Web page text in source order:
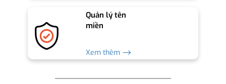
Quản lý tên
miền
Xem thêm ⟶